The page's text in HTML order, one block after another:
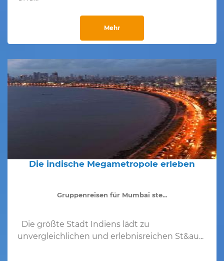
Mehr
Die indische Megametropole erleben
Gruppenreisen für Mumbai ste...
Die größte Stadt Indiens lädt zu
unvergleichlichen und erlebnisreichen St&au...